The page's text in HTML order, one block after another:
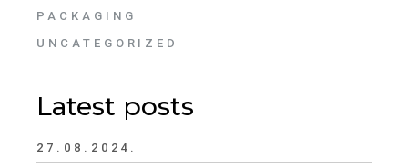
PACKAGING
UNCATEGORIZED
Latest posts
27.08.2024.